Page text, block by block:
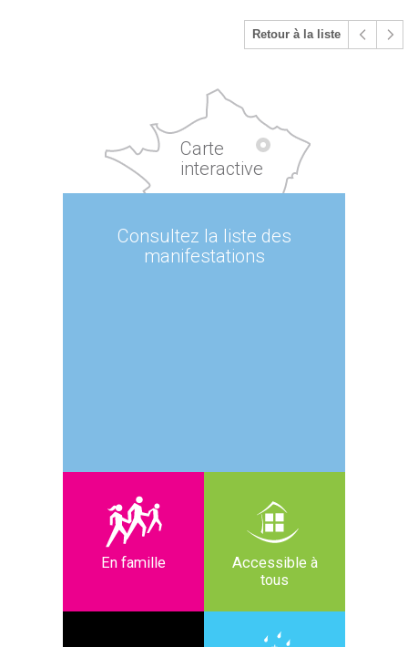
Retour à la liste
Carte
interactive
Consultez la liste des
manifestations
En famille
Accessible à
tous